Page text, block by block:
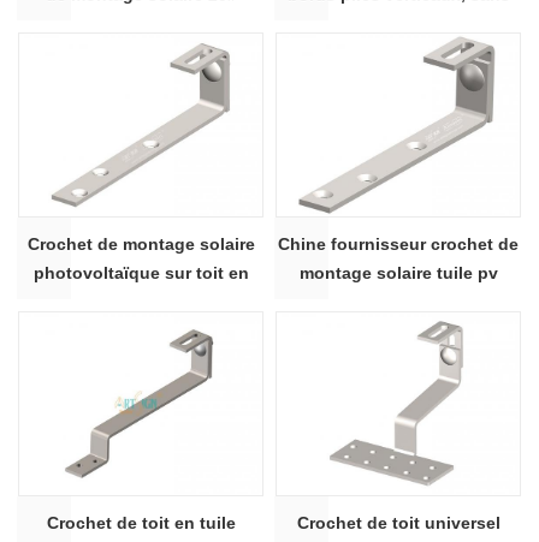
montage de toit solaire en
métal | ART SIGN
Crochet de montage solaire
photovoltaïque sur toit en
Chine fournisseur crochet de
montage solaire tuile pv
Crochet de toit en tuile
Crochet de toit universel